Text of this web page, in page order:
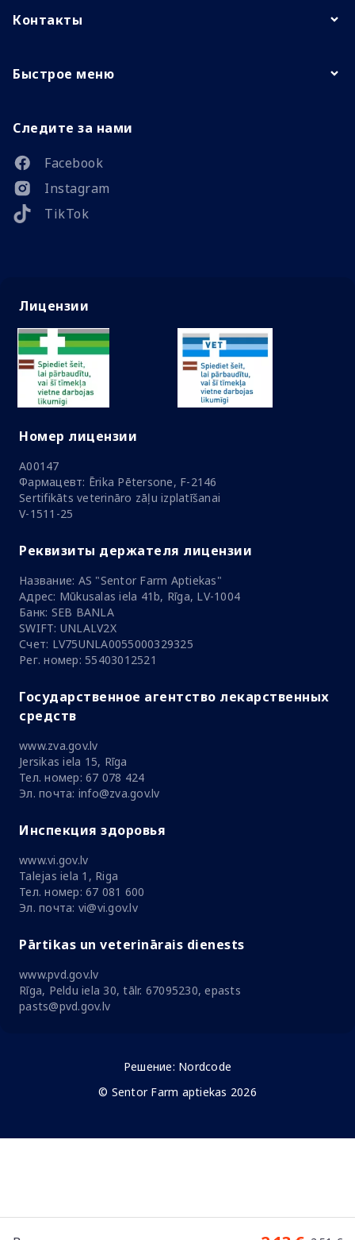
Контакты
Быстрое меню
Следите за нами
Facebook
Instagram
TikTok
Лицензии
Номер лицензии
A00147
Фармацевт: Ērika Pētersone, F-2146
Sertifikāts veterināro zāļu izplatīšanai
V-1511-25
Реквизиты держателя лицензии
Название: AS "Sentor Farm Aptiekas"
Адрес: Mūkusalas iela 41b, Rīga, LV-1004
Банк: SEB BANLA
SWIFT: UNLALV2X
Счет: LV75UNLA0055000329325
Рег. номер: 55403012521
Государственное агентство лекарственных
средств
www.zva.gov.lv
Jersikas iela 15, Rīga
Тел. номер: 67 078 424
Эл. почта: info@zva.gov.lv
Инспекция здоровья
www.vi.gov.lv
Talejas iela 1, Riga
Тел. номер: 67 081 600
Эл. почта: vi@vi.gov.lv
Pārtikas un veterinārais dienests
www.pvd.gov.lv
Rīga, Peldu iela 30, tālr. 67095230, epasts
pasts@pvd.gov.lv
Решение: Nordcode
© Sentor Farm aptiekas 2026